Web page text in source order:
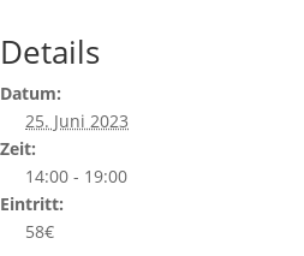
Details
Datum:
25. Juni 2023
Zeit:
14:00 - 19:00
Eintritt:
58€